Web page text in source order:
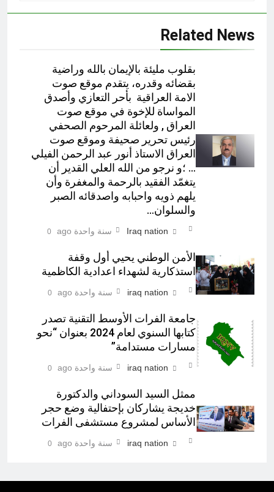
Related News
بقلوب مليئة بالإيمان بالله وراضية
بقضائه وقدره، يتقدم موقع صوت
الامة العراقية بأحر التعازي وأصدق
المواساة للإخوة في موقع صوت
العراق , ولعائلة المرحوم الصحفي
رئيس تحرير صحيفة وموقع صوت
العراق الاستاذ أنور عبد الرحمن الفيلي
… ؛و نرجو من الله العلي القدير أن
يتغمّد الفقيد بالرحمة والمغفرة وأن
يلهم ذويه واحبابه واصدقائه الصبر
والسلوان…
Iraq nation سنة واحدة ago 0
الأمن الوطني يحيي أول وقفة
استذكارية لشهداء اعدادية الكاظمية
iraq nation سنة واحدة ago 0
جامعة الفرات الأوسط التقنية تصدر
كتابها السنوي لعام 2024 بعنوان “نحو
مسارات مستدامة”
iraq nation سنة واحدة ago 0
ممثل السيد السوداني والدكتورة
خديجة يشاركان بإحتفالية وضع حجر
الأساس لمشروع مستشفى الفرات
iraq nation سنة واحدة ago 0